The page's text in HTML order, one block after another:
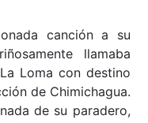
canción a su
llamaba
Loma con destino
de Chimichagua.
de su paradero,